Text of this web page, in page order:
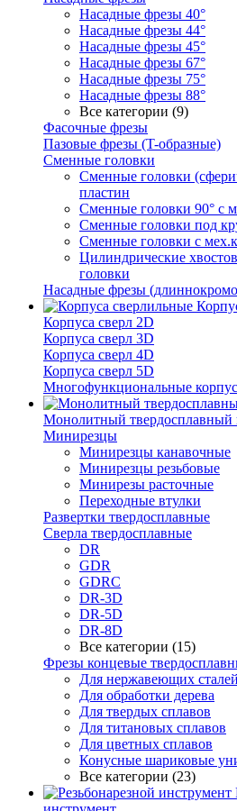
Насадные фрезы 40°
Насадные фрезы 44°
Насадные фрезы 45°
Насадные фрезы 67°
Насадные фрезы 75°
Насадные фрезы 88°
Все категории (9)
Фасочные фрезы
Пазовые фрезы (T-образные)
Сменные головки
Сменные головки
пластин
Сменные головки 90° с
Сменные головки под
Сменные головки с
Цилиндрические
головки
Насадные фрезы
Корпуса сверл 2D
Корпуса сверл 3D
Корпуса сверл 4D
Корпуса сверл 5D
Многофункциональные
Монолитный твердосплавный
Минирезцы
Минирезцы канавочные
Минирезцы резьбовые
Минирезы расточные
Переходные втулки
Развертки твердосплавные
Сверла твердосплавные
DR
GDR
GDRC
DR-3D
DR-5D
DR-8D
Все категории (15)
Фрезы концевые
Для нержавеющих сталей
Для обработки дерева
Для твердых сплавов
Для титановых сплавов
Для цветных сплавов
Конусные шариковые
Все категории (23)